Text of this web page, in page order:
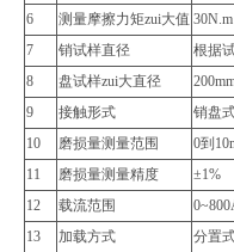
6
测量摩擦力矩zui大值 30N.m
7
销试样直径
根据
8
盘试样zui大直径
9
接触形式
销盘
10
磨损量测量范围
0到
11
磨损量测量精度
±1%
12
载流范围
13
加载方式 分置